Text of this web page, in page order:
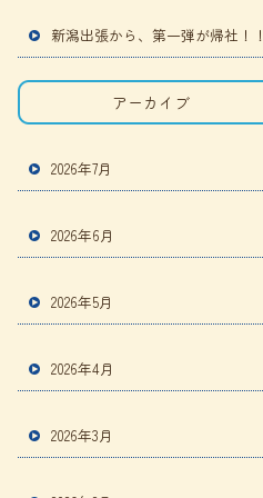
新潟出張から、第一弾が帰社！！
アーカイブ
2026年7月
2026年6月
2026年5月
2026年4月
2026年3月